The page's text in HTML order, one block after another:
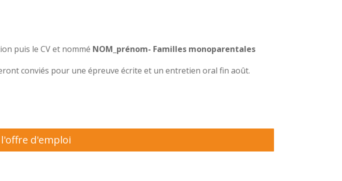
puis le CV et nommé NOM_prénom- Familles monoparentales
conviés pour une épreuve écrite et un entretien oral fin août.
d'emploi